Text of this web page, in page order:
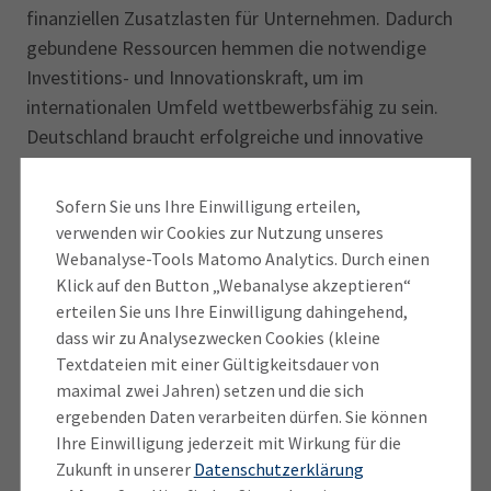
Sofern Sie uns Ihre Einwilligung erteilen,
verwenden wir Cookies zur Nutzung unseres
Webanalyse-Tools Matomo Analytics. Durch einen
Klick auf den Button „Webanalyse akzeptieren“
erteilen Sie uns Ihre Einwilligung dahingehend,
dass wir zu Analysezwecken Cookies (kleine
Textdateien mit einer Gültigkeitsdauer von
maximal zwei Jahren) setzen und die sich
ergebenden Daten verarbeiten dürfen. Sie können
Ihre Einwilligung jederzeit mit Wirkung für die
Zukunft in unserer Datenschutzerklärung
finanziellen Zusatzlasten für Unternehmen. Dadurch
gebundene Ressourcen hemmen die notwendige
Investitions- und Innovationskraft, um im
internationalen Umfeld wettbewerbsfähig zu sein.
Deutschland braucht erfolgreiche und innovative
Unternehmen, die am Standort verbleiben oder sich
neu ansiedeln wollen. Daher sollten:
europäische und supranationale Vorgaben für
alle Unternehmensgrößen nur im Mindestmaß
umgesetzt werden
innovative Unternehmen mit einem Ausbau der
steuerlichen Forschungsförderung sowie mit der
Umsetzung eines vereinfachten
Besteuerungsverfahrens bei Quellensteuern
(insbesondere bei Lizenzvereinbarungen)